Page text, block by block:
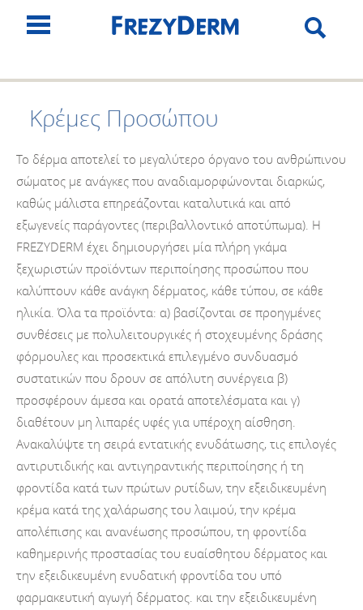
Κρέμες Προσώπου
Το δέρμα αποτελεί το μεγαλύτερο όργανο του ανθρώπινου
σώματος με ανάγκες που αναδιαμορφώνονται διαρκώς,
καθώς μάλιστα επηρεάζονται καταλυτικά και από
εξωγενείς παράγοντες (περιβαλλοντικό αποτύπωμα). Η
FREZYDERM έχει δημιουργήσει μία πλήρη γκάμα
ξεχωριστών προϊόντων περιποίησης προσώπου που
καλύπτουν κάθε ανάγκη δέρματος, κάθε τύπου, σε κάθε
ηλικία. Όλα τα προϊόντα: α) βασίζονται σε προηγμένες
συνθέσεις με πολυλειτουργικές ή στοχευμένης δράσης
φόρμουλες και προσεκτικά επιλεγμένο συνδυασμό
συστατικών που δρουν σε απόλυτη συνέργεια β)
προσφέρουν άμεσα και ορατά αποτελέσματα και γ)
διαθέτουν μη λιπαρές υφές για υπέροχη αίσθηση.
Ανακαλύψτε τη σειρά εντατικής ενυδάτωσης, τις επιλογές
αντιρυτιδικής και αντιγηραντικής περιποίησης ή τη
φροντίδα κατά των πρώτων ρυτίδων, την εξειδικευμένη
κρέμα κατά της χαλάρωσης του λαιμού, την κρέμα
απολέπισης και ανανέωσης προσώπου, τη φροντίδα
καθημερινής προστασίας του ευαίσθητου δέρματος και
την εξειδικευμένη ενυδατική φροντίδα του υπό
φαρμακευτική αγωγή δέρματος. και την εξειδικευμένη